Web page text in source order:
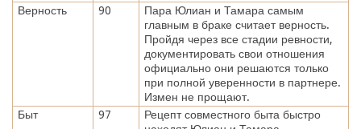
Верность
90
Пара Юлиан и Тамара самым
главным в браке считает верность.
Пройдя через все стадии ревности,
документировать свои отношения
официально они решаются только
при полной уверенности в партнере.
Измен не прощают.
Быт
97
Рецепт совместного быта быстро